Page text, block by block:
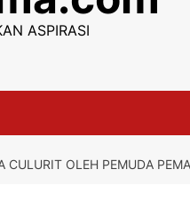
ASPIRASI
CULURIT OLEH PEMUDA